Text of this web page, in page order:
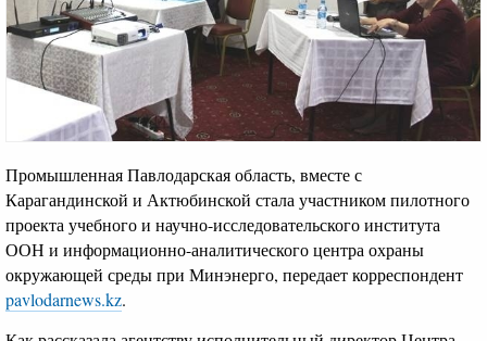
Промышленная Павлодарская область, вместе с
Карагандинской и Актюбинской стала участником пилотного
проекта учебного и научно-исследовательского института
ООН и информационно-аналитического центра охраны
окружающей среды при Минэнерго, передает корреспондент
pavlodarnews.kz.